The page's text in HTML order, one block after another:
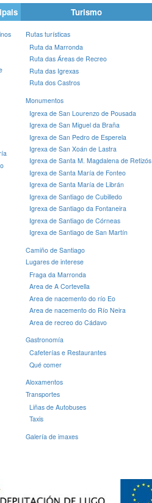
Turismo
Rutas turísticas
Ruta da Marronda
Ruta das Áreas de Recreo
Ruta das Igrexas
Ruta dos Castros
Monumentos
Igrexa de San Lourenzo de Pousada
Igrexa de San Miguel da Braña
Igrexa de San Pedro de Esperela
Igrexa de San Xoán de Lastra
Igrexa de Santa M. Magdalena de Retizós
Igrexa de Santa María de Fonteo
Igrexa de Santa María de Librán
Igrexa de Santiago de Cubilledo
Igrexa de Santiago da Fontaneira
Igrexa de Santiago de Córneas
Igrexa de Santiago de San Martín
Camiño de Santiago
Lugares de interese
Fraga da Marronda
Area de A Cortevella
Area de nacemento do río Eo
Area de nacemento do Río Neira
Area de recreo do Cádavo
Gastronomía
Cafeterías e Restaurantes
Qué comer
Aloxamentos
Transportes
Liñas de Autobuses
Taxis
Galería de imaxes